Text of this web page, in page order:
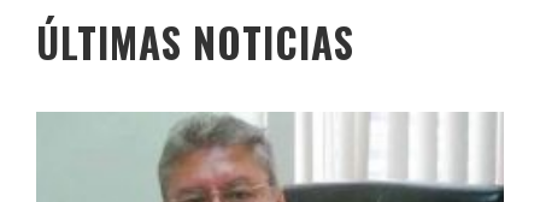
ÚLTIMAS NOTICIAS